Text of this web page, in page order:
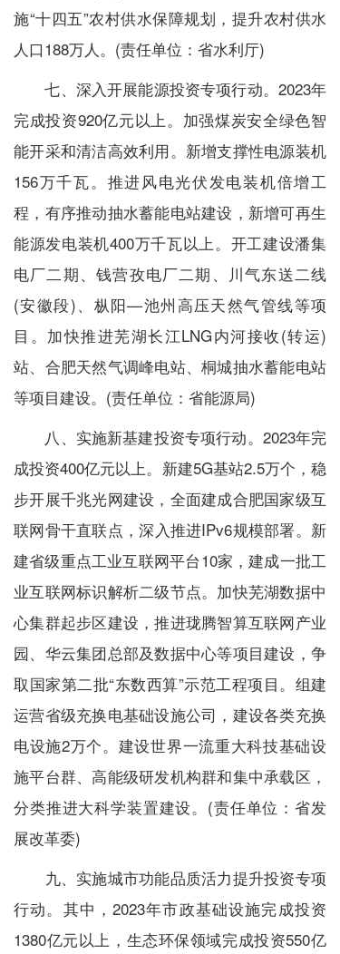
施“十四五”农村供水保障规划，提升农村供水
人口188万人。(责任单位：省水利厅)
七、深入开展能源投资专项行动。2023年
完成投资920亿元以上。加强煤炭安全绿色智
能开采和清洁高效利用。新增支撑性电源装机
156万千瓦。推进风电光伏发电装机倍增工
程，有序推动抽水蓄能电站建设，新增可再生
能源发电装机400万千瓦以上。开工建设潘集
电厂二期、钱营孜电厂二期、川气东送二线
(安徽段)、枞阳—池州高压天然气管线等项
目。加快推进芜湖长江LNG内河接收(转运)
站、合肥天然气调峰电站、桐城抽水蓄能电站
等项目建设。(责任单位：省能源局)
八、实施新基建投资专项行动。2023年完
成投资400亿元以上。新建5G基站2.5万个，稳
步开展千兆光网建设，全面建成合肥国家级互
联网骨干直联点，深入推进IPv6规模部署。新
建省级重点工业互联网平台10家，建成一批工
业互联网标识解析二级节点。加快芜湖数据中
心集群起步区建设，推进珑腾智算互联网产业
园、华云集团总部及数据中心等项目建设，争
取国家第二批“东数西算”示范工程项目。组建
运营省级充换电基础设施公司，建设各类充换
电设施2万个。建设世界一流重大科技基础设
施平台群、高能级研发机构群和集中承载区，
分类推进大科学装置建设。(责任单位：省发
展改革委)
九、实施城市功能品质活力提升投资专项
行动。其中，2023年市政基础设施完成投资
1380亿元以上，生态环保领域完成投资550亿